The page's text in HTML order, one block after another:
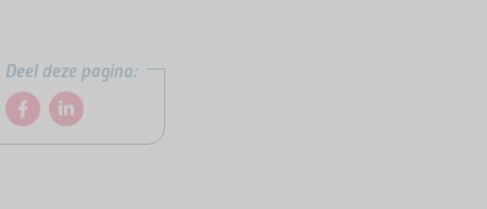
Deel deze pagina: